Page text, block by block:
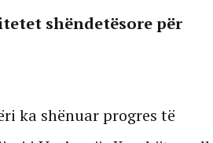
shëndetësore për
ka shënuar progres të